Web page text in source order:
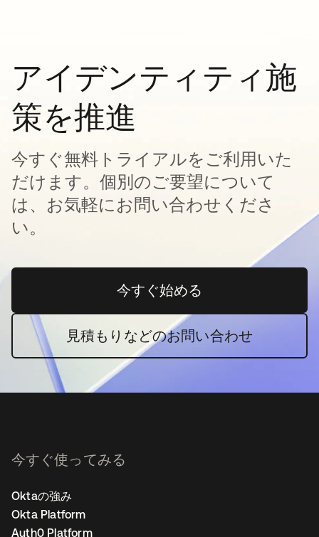
アイデンティティ施
策を推進
今すぐ無料トライアルをご利用いた
だけます。個別のご要望について
は、お気軽にお問い合わせくださ
い。
今すぐ始める新しいタブで開く
見積もりなどのお問い合わせ
今すぐ使ってみる
Oktaの強み
Okta Platform
Auth0 Platform